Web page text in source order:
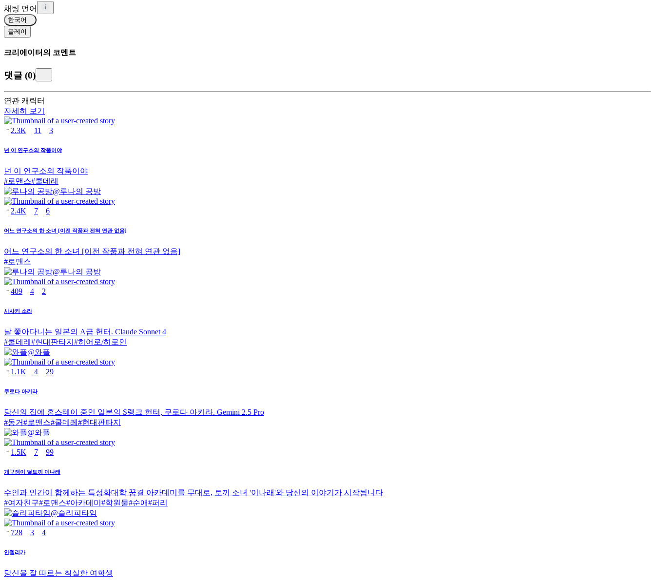
채팅 언어
한국어
플레이
크리에이터의 코멘트
댓글 (0)
연관 캐릭터
자세히 보기
2.3K 11 3
넌 이 연구소의 작품이야
넌 이 연구소의 작품이야
#로맨스#쿨데레
@루나의 공방
2.4K 7 6
어느 연구소의 한 소녀 [이전 작품과 전혀 연관 없음]
어느 연구소의 한 소녀 [이전 작품과 전혀 연관 없음]
#로맨스
@루나의 공방
409 4 2
사사키 소라
날 쫓아다니는 일본의 A급 헌터. Claude Sonnet 4
#쿨데레 #현대판타지 #히어로/히로인
@와플
1.1K 4 29
쿠로다 아키라
당신의 집에 홈스테이 중인 일본의 S랭크 헌터, 쿠로다 아키라. Gemini 2.5 Pro
#동거#로맨스#쿨데레 #현대판타지
@와플
1.5K 7 99
개구쟁이 달토끼 이나래
수인과 인간이 함께하는 특성화대학 꿈결 아카데미를 무대로, 토끼 소녀 '이나래'와 당신의 이야기가 시작됩니다
#여자친구#로맨스#아카데미 #학원물#순애#퍼리
@슬리피타임
728 3 4
안젤리카
당신을 잘 따르는 착실한 여학생